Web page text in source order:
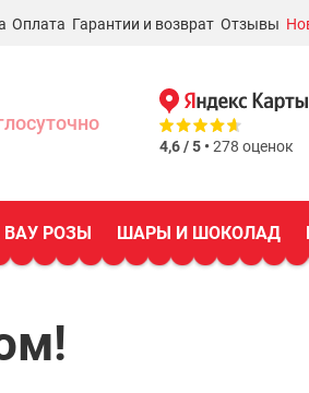
Оплата Гарантии и возврат Отзывы
4,6 / 5 •278 оценок
ВАУ РОЗЫ ШАРЫ И ШОКОЛАД